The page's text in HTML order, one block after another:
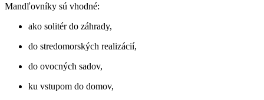
Mandľovníky sú vhodné:
ako solitér do záhrady,
do stredomorských realizácií,
do ovocných sadov,
ku vstupom do domov,